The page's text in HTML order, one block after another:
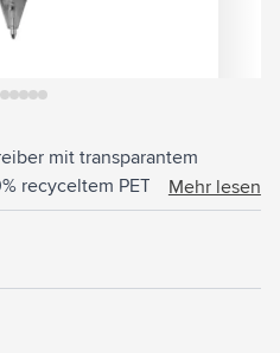
mit transparantem
recyceltem PET. GRS-Mehr lesen